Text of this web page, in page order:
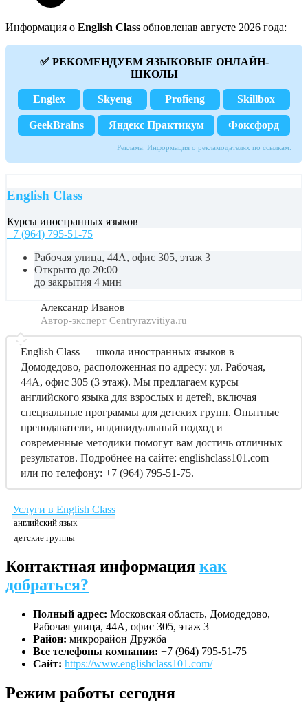
Информация о English Class обновленав августе 2026 года:
✅ РЕКОМЕНДУЕМ ЯЗЫКОВЫЕ ОНЛАЙН-
ШКОЛЫ
Englex Skyeng Profieng Skillbox
GeekBrains Яндекс Практикум Фоксфорд
Реклама. Информация о рекламодателях по ссылкам.
English Class
Курсы иностранных языков
+7 (964) 795-51-75
Рабочая улица, 44А, офис 305, этаж 3
Открыто до 20:00
до закрытия 4 мин
Александр Иванов
Автор-эксперт Centryrazvitiya.ru
English Class — школа иностранных языков в
Домодедово, расположенная по адресу: ул. Рабочая,
44А, офис 305 (3 этаж). Мы предлагаем курсы
английского языка для взрослых и детей, включая
специальные программы для детских групп. Опытные
преподаватели, индивидуальный подход и
современные методики помогут вам достичь отличных
результатов. Подробнее на сайте: englishclass101.com
или по телефону: +7 (964) 795-51-75.
Услуги в English Class
английский язык
детские группы
Контактная информация как
добраться?
Полный адрес: Московская область, Домодедово,
Рабочая улица, 44А, офис 305, этаж 3
Район: микрорайон Дружба
Все телефоны компании: +7 (964) 795-51-75
Сайт: https://www.englishclass101.com/
Режим работы сегодня